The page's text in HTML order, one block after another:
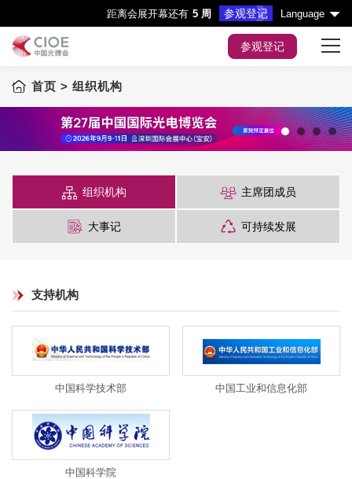
参观登记
距离会展开幕还有 5 周 参观登记 Language
首页
展会主题
观众服务
会议&活动
媒体中心
展会指引
首页 > 组织机构
组织机构
主席团成员
大事记 可持续发展
支持机构
中国科学技术部 中国工业和信息化部
中国科学院